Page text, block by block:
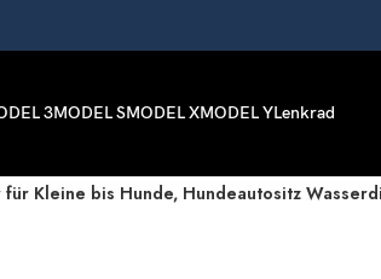
3MODEL SMODEL XMODEL YLenkrad
Kleine bis Hunde, Hundeautositz